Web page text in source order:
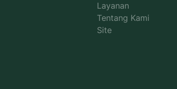
Layanan
Tentang Kami
Site